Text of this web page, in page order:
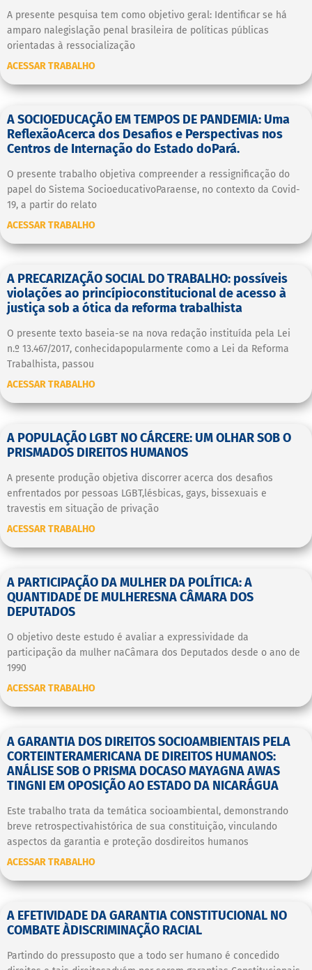
A presente pesquisa tem como objetivo geral: Identificar se há
amparo nalegislação penal brasileira de políticas públicas
orientadas à ressocialização
ACESSAR TRABALHO
A SOCIOEDUCAÇÃO EM TEMPOS DE PANDEMIA: Uma
ReflexãoAcerca dos Desafios e Perspectivas nos
Centros de Internação do Estado doPará.
O presente trabalho objetiva compreender a ressignificação do
papel do Sistema SocioeducativoParaense, no contexto da Covid-
19, a partir do relato
ACESSAR TRABALHO
A PRECARIZAÇÃO SOCIAL DO TRABALHO: possíveis
violações ao princípioconstitucional de acesso à
justiça sob a ótica da reforma trabalhista
O presente texto baseia-se na nova redação instituída pela Lei
n.º 13.467/2017, conhecidapopularmente como a Lei da Reforma
Trabalhista, passou
ACESSAR TRABALHO
A POPULAÇÃO LGBT NO CÁRCERE: UM OLHAR SOB O
PRISMADOS DIREITOS HUMANOS
A presente produção objetiva discorrer acerca dos desafios
enfrentados por pessoas LGBT,lésbicas, gays, bissexuais e
travestis em situação de privação
ACESSAR TRABALHO
A PARTICIPAÇÃO DA MULHER DA POLÍTICA: A
QUANTIDADE DE MULHERESNA CÂMARA DOS
DEPUTADOS
O objetivo deste estudo é avaliar a expressividade da
participação da mulher naCâmara dos Deputados desde o ano de
1990
ACESSAR TRABALHO
A GARANTIA DOS DIREITOS SOCIOAMBIENTAIS PELA
CORTEINTERAMERICANA DE DIREITOS HUMANOS:
ANÁLISE SOB O PRISMA DOCASO MAYAGNA AWAS
TINGNI EM OPOSIÇÃO AO ESTADO DA NICARÁGUA
Este trabalho trata da temática socioambiental, demonstrando
breve retrospectivahistórica de sua constituição, vinculando
aspectos da garantia e proteção dosdireitos humanos
ACESSAR TRABALHO
A EFETIVIDADE DA GARANTIA CONSTITUCIONAL NO
COMBATE ÀDISCRIMINAÇÃO RACIAL
Partindo do pressuposto que a todo ser humano é concedido